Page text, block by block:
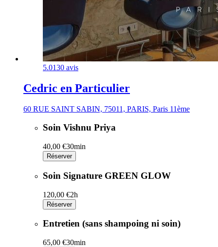
5.0130 avis
Cedric en Particulier
60 RUE SAINT SABIN, 75011, PARIS, Paris 11ème
Soin Vishnu Priya
40,00 €30min
Réserver
Soin Signature GREEN GLOW
120,00 €2h
Réserver
Entretien (sans shampoing ni soin)
65,00 €30min